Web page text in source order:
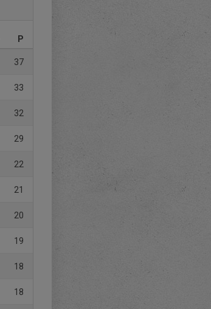
P
37
33
32
29
22
21
20
19
18
18